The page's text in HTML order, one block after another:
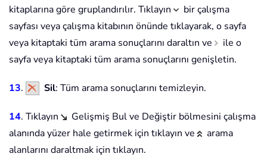
kitaplarına göre gruplandırılır. Tıklayın
bir çalışma
sayfası veya çalışma kitabının önünde tıklayarak, o sayfa
veya kitaptaki tüm arama sonuçlarını daraltın ve
ile o
sayfa veya kitaptaki tüm arama sonuçlarını genişletin.
13. Sil: Tüm arama sonuçlarını temizleyin.
14. Tıklayın
Gelişmiş Bul ve Değiştir bölmesini çalışma
alanında yüzer hale getirmek için tıklayın ve
arama
alanlarını daraltmak için tıklayın.